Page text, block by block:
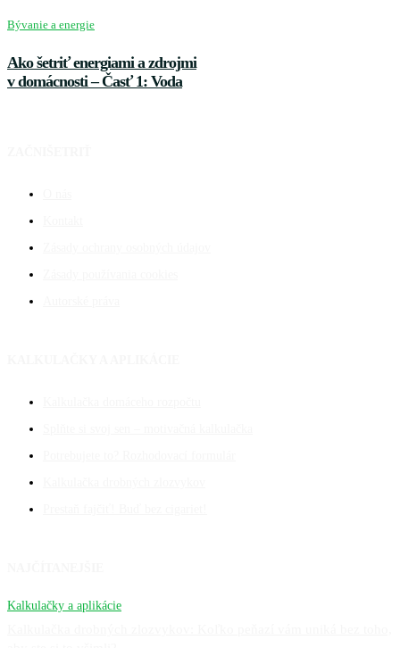
Bývanie a energie
Ako šetriť energiami a zdrojmi
v domácnosti – Časť 1: Voda
Kalkulačky a aplikácie